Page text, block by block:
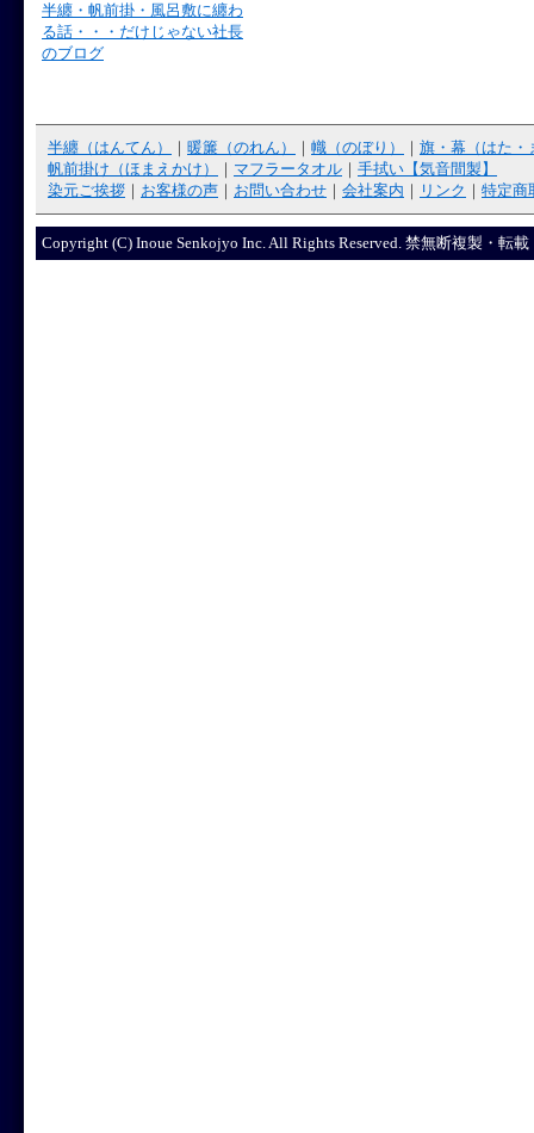
半纏・帆前掛・風呂敷に纏わ
る話・・・だけじゃない社長
のブログ
半纏（はんてん） ｜ 暖簾（のれん） ｜ 幟（のぼり） ｜ 旗・幕（はた・
帆前掛け（ほまえかけ）
｜ マフラータオル ｜ 手拭い【気音間製】
染元ご挨拶 ｜ お客様の声 ｜ お問い合わせ ｜ 会社案内 ｜ リンク ｜ 特定商
Copyright (C) Inoue Senkojyo Inc. All Rights Reserved. 禁無断複製・